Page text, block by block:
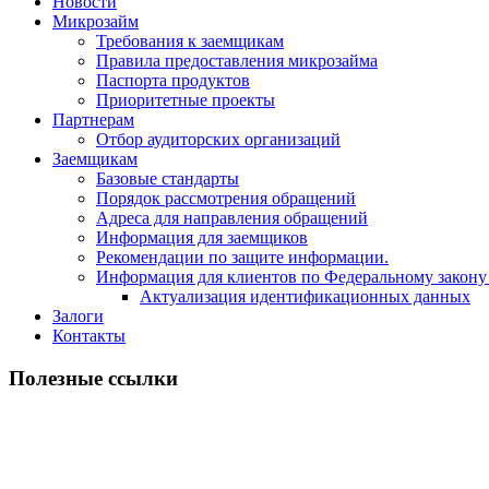
Микрозайм
Требования к заемщикам
Правила предоставления микрозайма
Паспорта продуктов
Приоритетные проекты
Партнерам
Отбор аудиторских организаций
Заемщикам
Базовые стандарты
Порядок рассмотрения обращений
Адреса для направления обращений
Информация для заемщиков
Рекомендации по защите информации.
Информация для клиентов по Федеральному
Актуализация идентификационных данных
Залоги
Контакты
Полезные ссылки